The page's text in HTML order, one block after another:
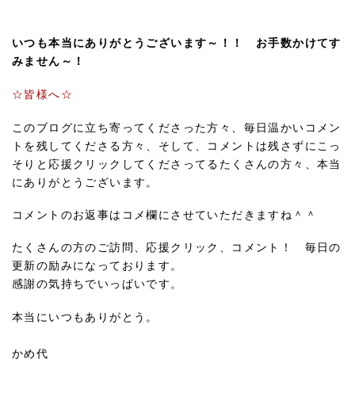
いつも本当にありがとうございます～！！ お手数かけてす
みません～！
☆皆様へ☆
このブログに立ち寄ってくださった方々、毎日温かいコメン
トを残してくださる方々、そして、コメントは残さずにこっ
そりと応援クリックしてくださってるたくさんの方々、本当
にありがとうございます。
コメントのお返事はコメ欄にさせていただきますね＾＾
たくさんの方のご訪問、応援クリック、コメント！ 毎日の
更新の励みになっております。
感謝の気持ちでいっぱいです。
本当にいつもありがとう。
かめ代